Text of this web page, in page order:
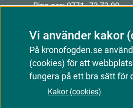
Vi använder kakor
På kronofogden.se
(cookies) för att
fungera på ett bra sätt för
Kakor (cookies)
Ring oss: 0771–73 73 00
Öppet: mån–fre
Mejla oss
Kontakta oss